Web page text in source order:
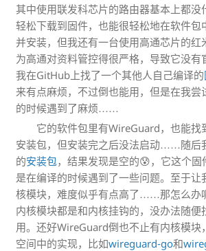
其中使用联发科芯片的路由器基本上都没
轻松下载到固件，也能很轻松地在软件包
并安装，但我还有一台使用高通芯片的红
为高通对资料管控得很严格，导致它没有
我在GitHub上找了一个其他人自己编译的
来有点麻烦，不过倒也能用，但是在我
的时候遇到了麻烦……
它的软件包里有WireGuard，也能找
安装包，但安装完之后没法启动……随后
的安装包，结果发现是空的😰，它这个
是在编译的时候遇到了一些问题。至于让
核模块，难度似乎有点高了……那怎么办
内核模块都是和内核挂钩的，没办法随便
用。还好WireGuard倒也不止有内核模块
空间中的实现，比如wireguard-go和